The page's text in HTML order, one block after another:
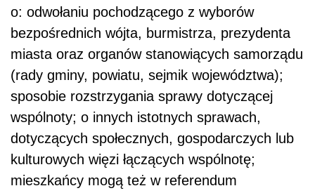
o: odwołaniu pochodzącego z wyborów
bezpośrednich wójta, burmistrza, prezydenta
miasta oraz organów stanowiących samorządu
(rady gminy, powiatu, sejmik województwa);
sposobie rozstrzygania sprawy dotyczącej
wspólnoty; o innych istotnych sprawach,
dotyczących społecznych, gospodarczych lub
kulturowych więzi łączących wspólnotę;
mieszkańcy mogą też w referendum